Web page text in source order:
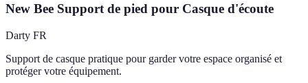
New Bee Support de pied pour Casque d'écoute
Darty FR
Support de casque pratique pour garder votre espace organisé et
protéger votre équipement.